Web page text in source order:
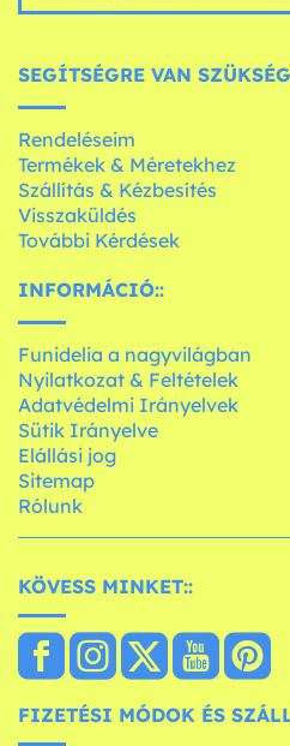
SEGÍTSÉGRE VAN
Rendeléseim
Termékek & Méretekhez
Szállítás & Kézbesítés
Visszaküldés
További Kérdések
INFORMÁCIÓ::
Funidelia a nagyvilágban
Nyilatkozat & Feltételek
Adatvédelmi Irányelvek
Sütik Irányelve
Elállási jog
Sitemap
Rólunk
KÖVESS MINKET::
FIZETÉSI MÓDOK ÉS